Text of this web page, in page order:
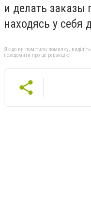
и делать
находясь у себя
Якщо ви помітили помилку, виділіть
повідомити про це редакцію